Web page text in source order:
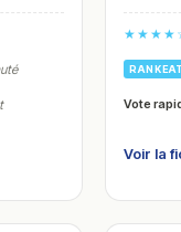
RANKEAT
Vote
Voir la
Fermé